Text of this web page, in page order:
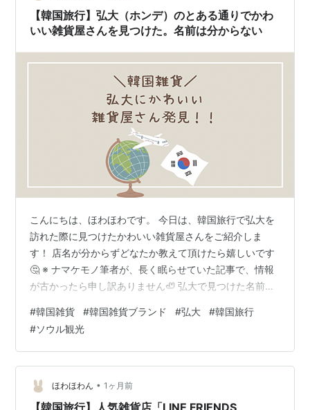
【韓国旅行】弘大（ホンデ）のとある通りでかわ
いい雑貨屋さんを見つけた。名前は分からない
こんにちは、ほわほわです。 今日は、韓国旅行で弘大を
訪れた際に見つけたかわいい雑貨屋さんをご紹介しま
す！ 店名が分からずどなたか教えて頂けたら嬉しいです
🤔 ※ ナマケモノ筆者が、長く眠らせていた記事で、情報
が古かったら申し訳ありません🦥 弘大で見つけた名前不
た名前不明の雑貨屋さん（教えてください） ホンデにか
わいい雑貨屋さんがあったのですが、名前が分かりませ
ん💦 街中を歩いているとエスカレーターを発見し、 降り
ると何やら雑貨屋さんが✨ 中に入ると、大きなぬいぐる
みゾーンから始まり さらに進むと美容グッズや ハリーポ
ッター！？🦉🪄 なんかいろ…
#韓国雑貨 #韓国雑貨ブランド #弘大 #韓国旅行
#ソウル観光
ほわほわん • 1ヶ月前
【韓国旅行】人気雑貨店「LINE FRIENDS